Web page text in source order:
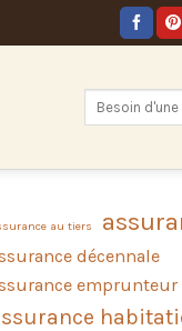
au tiers
décennale
emprunteur